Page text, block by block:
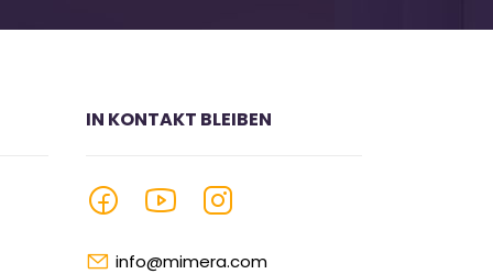
IN KONTAKT BLEIBEN
info@mimera.com